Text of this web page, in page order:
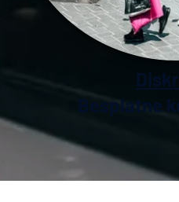
Besplatne